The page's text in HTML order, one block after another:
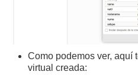
Como podemos ver, aquí
virtual creada: